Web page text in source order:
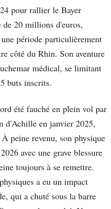
pour rallier le Bayer
de 20 millions d'euros,
période particulièrement
côté du Rhin. Son aventure
médical, se limitant
buts inscrits.
été fauché en plein vol par
d'Achille en janvier 2025,
peine revenu, son physique
avec une grave blessure
toujours à se remettre.
a eu un impact
qui a chuté sous la barre